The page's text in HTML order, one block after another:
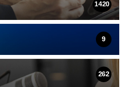
1420
9
262